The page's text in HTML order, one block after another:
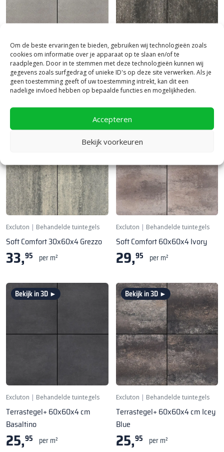
Om de beste ervaringen te bieden, gebruiken wij technologieën zoals
cookies om informatie over je apparaat op te slaan en/of te
raadplegen. Door in te stemmen met deze technologieën kunnen wij
gegevens zoals surfgedrag of unieke ID's op deze site verwerken. Als je
geen toestemming geeft of uw toestemming intrekt, kan dit een
nadelige invloed hebben op bepaalde functies en mogelijkheden.
Accepteren
Bekijk voorkeuren
Excluton |Behandelde tuintegels
Cosmopolitan tuintegel
60x60x4 Chicago
39,95 per m²
Excluton |Behandelde tuintegels
Soft Comfort 40x80x4
Grijs/Zwart
39,95 per m²
Excluton | Behandelde tuintegels
Soft Comfort 30x60x4 Grezzo
33,95 per m²
Bekijk in 3D ►
Excluton | Behandelde tuintegels
Soft Comfort 60x60x4 Ivory
29,95 per m²
Bekijk in 3D ►
Excluton | Behandelde tuintegels
Terrastegel+ 60x60x4 cm
Basaltino
25,95 per m²
Bekijk in 3D ►
Excluton | Behandelde tuintegels
Terrastegel+ 60x60x4 cm Icey
Blue
25,95 per m²